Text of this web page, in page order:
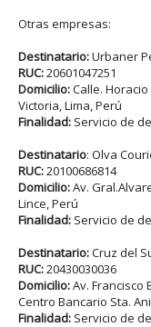
Otras empresas:
Destinatario:Urbaner
RUC:20601047251
Domicilio:Calle.
Victoria, Lima, Perú
Finalidad: Servicio de
Destinatario: Olva
RUC:20100686814
Domicilio:Av.
Lince, Perú
Finalidad: Servicio de
Destinatario:Cruz del
RUC:20430030036
Domicilio:Av. Francisco
Centro Bancario Sta.
Finalidad: Servicio de